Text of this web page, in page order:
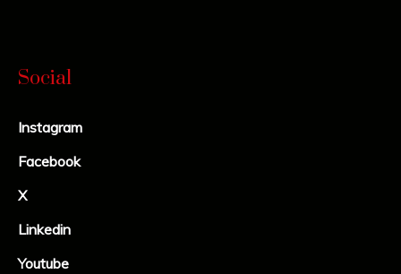
Social
Instagram
Facebook
X
Linkedin
Youtube